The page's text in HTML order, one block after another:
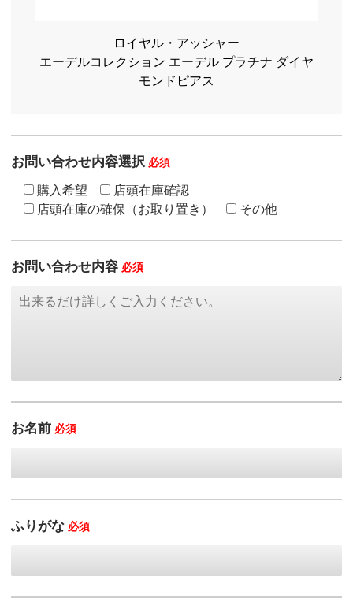
ロイヤル・アッシャー
エーデルコレクション エーデル プラチナ ダイヤ
モンドピアス
お問い合わせ内容選択 必須
購入希望
店頭在庫確認
店頭在庫の確保（お取り置き）
その他
お問い合わせ内容 必須
お名前 必須
ふりがな 必須